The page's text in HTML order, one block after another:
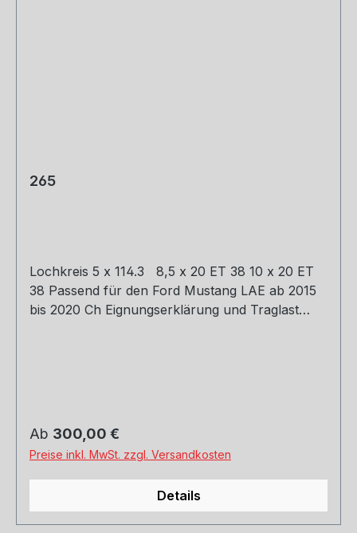
265
Lochkreis 5 x 114.3 8,5 x 20 ET 38 10 x 20 ET
38 Passend für den Ford Mustang LAE ab 2015
bis 2020 Ch Eignungserklärung und Traglast
Regulärer Preis:
Ab 300,00 €
Preise inkl. MwSt. zzgl. Versandkosten
Details